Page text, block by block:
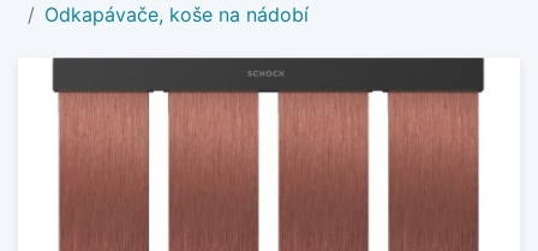
Odkapávače, koše na nádobí